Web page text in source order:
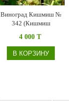
Виноград Кишмиш №
342 (Кишмиш
бессемянный
4 000 T
В КОРЗИНУ